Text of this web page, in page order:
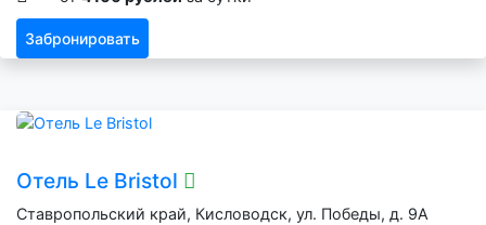
Забронировать
Отель Le Bristol
Ставропольский край, Кисловодск, ул. Победы, д. 9А